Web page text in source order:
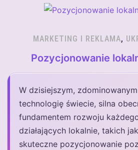
MARKETING I REKLAMA,
Pozycjonowanie
W dzisiejszym,
technologię świecie, silna
fundamentem rozwoju
działających lokalnie, takich
skuteczne pozycjonowanie